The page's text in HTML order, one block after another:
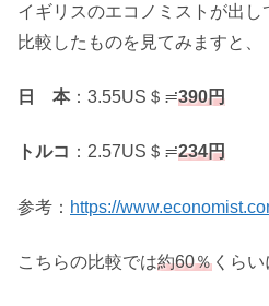
イギリスのエコノミストが出
比較したものを見てみますと、
日 本：3.55US＄≓390円
トルコ ：2.57US＄≓234円
参考： https://
こちらの比較では約60％ くら